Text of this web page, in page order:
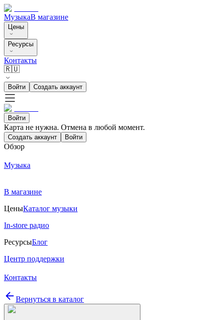
МузыкаВ магазине
Цены
Ресурсы
Контакты
🇷🇺
Войти Создать аккаунт
Войти
Карта не нужна. Отмена в любой момент.
Создать аккаунт Войти
Обзор
Музыка
В магазине
ЦеныКаталог музыки
In-store радио
РесурсыБлог
Центр поддержки
Контакты
Вернуться в каталог